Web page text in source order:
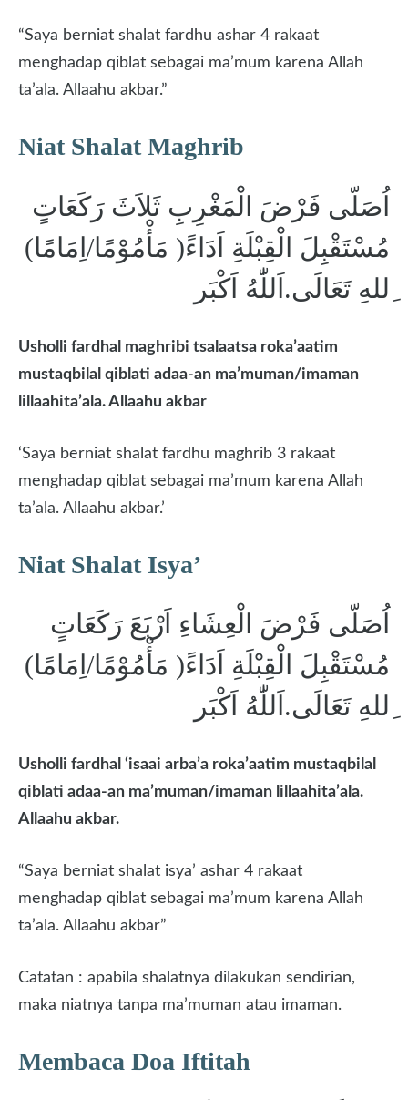
“Saya berniat shalat fardhu ashar 4 rakaat
menghadap qiblat sebagai ma’mum karena Allah
ta’ala. Allaahu akbar.”
Niat Shalat Maghrib
اُصَلّى فَرْضَ الْمَغْرِبِ ثَلاَثَ رَكَعَاتٍ
مُسْتَقْبِلَ الْقِبْلَةِ اَدَاءً( مَأْمُوْمًا/اِمَامًا)
ِللهِ تَعَالَى.اَللّٰهُ اَكْبَر
Usholli fardhal maghribi tsalaatsa roka’aatim
mustaqbilal qiblati adaa-an ma’muman/imaman
lillaahita’ala.Allaahu akbar
‘Saya berniat shalat fardhu maghrib 3 rakaat
menghadap qiblat sebagai ma’mum karena Allah
ta’ala. Allaahu akbar.’
Niat Shalat Isya’
اُصَلّى فَرْضَ الْعِشَاءِ اَرْبَعَ رَكَعَاتٍ
مُسْتَقْبِلَ الْقِبْلَةِ اَدَاءً( مَأْمُوْمًا/اِمَامًا)
ِللهِ تَعَالَى.اَللّٰهُ اَكْبَر
Usholli fardhal ‘isaai arba’a roka’aatim mustaqbilal
qiblati adaa-an ma’muman/imaman lillaahita’ala.
Allaahu akbar.
“Saya berniat shalat isya’ ashar 4 rakaat
menghadap qiblat sebagai ma’mum karena Allah
ta’ala. Allaahu akbar”
Catatan : apabila shalatnya dilakukan sendirian,
maka niatnya tanpa ma’muman atau imaman.
Membaca Doa Iftitah